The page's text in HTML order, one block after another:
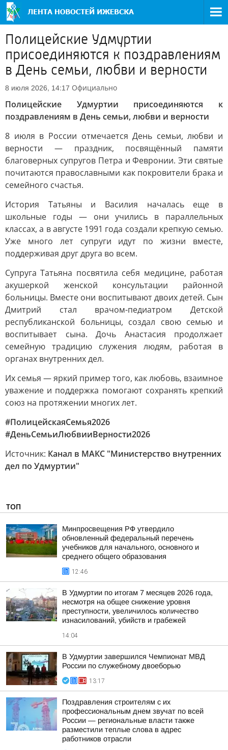
Полицейские Удмуртии
присоединяются к поздравлениям
в День семьи, любви и верности
8 июля 2026, 14:17 Официально
Полицейские Удмуртии присоединяются к
поздравлениям в День семьи, любви и верности
8 июля в России отмечается День семьи, любви и
верности — праздник, посвящённый памяти
благоверных супругов Петра и Февронии. Эти святые
почитаются православными как покровители брака и
семейного счастья.
История Татьяны и Василия началась еще в
школьные годы — они учились в параллельных
классах, а в августе 1991 года создали крепкую семью.
Уже много лет супруги идут по жизни вместе,
поддерживая друг друга во всем.
Супруга Татьяна посвятила себя медицине, работая
акушеркой женской консультации районной
больницы. Вместе они воспитывают двоих детей. Сын
Дмитрий стал врачом-педиатром Детской
республиканской больницы, создал свою семью и
воспитывает сына. Дочь Анастасия продолжает
семейную традицию служения людям, работая в
органах внутренних дел.
Их семья — яркий пример того, как любовь, взаимное
уважение и поддержка помогают сохранять крепкий
союз на протяжении многих лет.
#ПолицейскаяСемья2026
#ДеньСемьиЛюбвииВерности2026
Источник: Канал в МАКС "Министерство внутренних
дел по Удмуртии"
ТОП
Минпросвещения РФ утвердило
обновленный федеральный перечень
учебников для начального, основного и
среднего общего образования
12:46
В Удмуртии по итогам 7 месяцев 2026 года,
несмотря на общее снижение уровня
преступности, увеличилось количество
изнасилований, убийств и грабежей
14:04
В Удмуртии завершился Чемпионат МВД
России по служебному двоеборью
13:17
Поздравления строителям с их
профессиональным днем звучат по всей
России — региональные власти также
разместили теплые слова в адрес
работников отрасли